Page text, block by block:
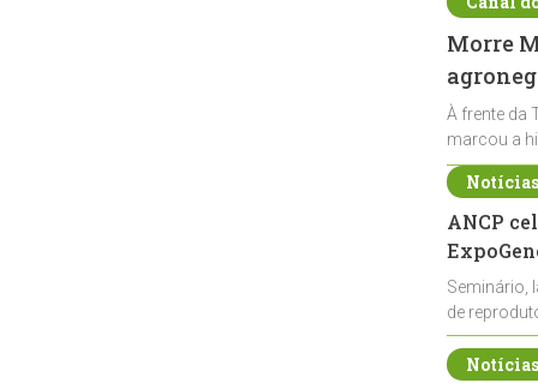
Morre
À frente da
marcou a
ANCP
Seminário,
de
durante a